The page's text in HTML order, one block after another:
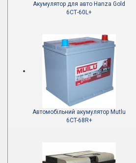
Акумулятор для авто Hanza Gold
6СТ-60L+
Автомобільний акумулятор Mutlu
6CT-68R+